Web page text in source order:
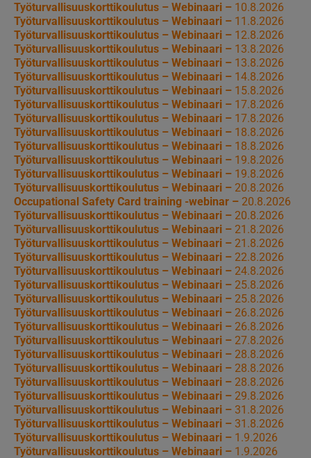
Työturvallisuuskorttikoulutus – Webinaari – 10.8.2026
Työturvallisuuskorttikoulutus – Webinaari – 11.8.2026
Työturvallisuuskorttikoulutus – Webinaari – 12.8.2026
Työturvallisuuskorttikoulutus – Webinaari – 13.8.2026
Työturvallisuuskorttikoulutus – Webinaari – 13.8.2026
Työturvallisuuskorttikoulutus – Webinaari – 14.8.2026
Työturvallisuuskorttikoulutus – Webinaari – 15.8.2026
Työturvallisuuskorttikoulutus – Webinaari – 17.8.2026
Työturvallisuuskorttikoulutus – Webinaari – 17.8.2026
Työturvallisuuskorttikoulutus – Webinaari – 18.8.2026
Työturvallisuuskorttikoulutus – Webinaari – 18.8.2026
Työturvallisuuskorttikoulutus – Webinaari – 19.8.2026
Työturvallisuuskorttikoulutus – Webinaari – 19.8.2026
Työturvallisuuskorttikoulutus – Webinaari – 20.8.2026
Occupational Safety Card training -webinar – 20.8.2026
Työturvallisuuskorttikoulutus – Webinaari – 20.8.2026
Työturvallisuuskorttikoulutus – Webinaari – 21.8.2026
Työturvallisuuskorttikoulutus – Webinaari – 21.8.2026
Työturvallisuuskorttikoulutus – Webinaari – 22.8.2026
Työturvallisuuskorttikoulutus – Webinaari – 24.8.2026
Työturvallisuuskorttikoulutus – Webinaari – 25.8.2026
Työturvallisuuskorttikoulutus – Webinaari – 25.8.2026
Työturvallisuuskorttikoulutus – Webinaari – 26.8.2026
Työturvallisuuskorttikoulutus – Webinaari – 26.8.2026
Työturvallisuuskorttikoulutus – Webinaari – 27.8.2026
Työturvallisuuskorttikoulutus – Webinaari – 28.8.2026
Työturvallisuuskorttikoulutus – Webinaari – 28.8.2026
Työturvallisuuskorttikoulutus – Webinaari – 28.8.2026
Työturvallisuuskorttikoulutus – Webinaari – 29.8.2026
Työturvallisuuskorttikoulutus – Webinaari – 31.8.2026
Työturvallisuuskorttikoulutus – Webinaari – 31.8.2026
Työturvallisuuskorttikoulutus – Webinaari – 1.9.2026
Työturvallisuuskorttikoulutus – Webinaari – 1.9.2026